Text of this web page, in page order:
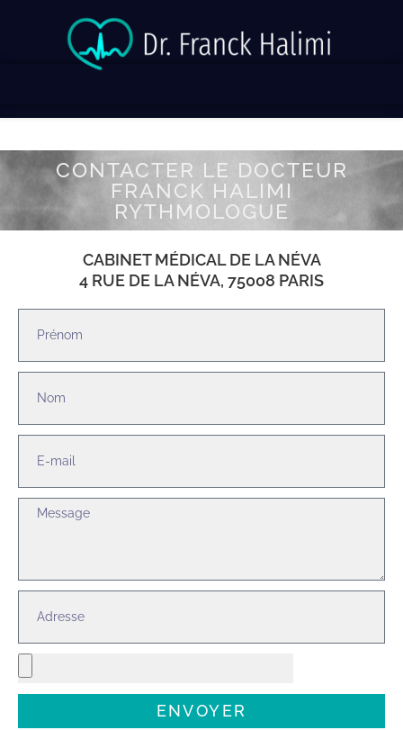
CONTACTER LE DOCTEUR
FRANCK HALIMI
RYTHMOLOGUE
CABINET MÉDICAL DE LA NÉVA
4 RUE DE LA NÉVA, 75008 PARIS
ENVOYER